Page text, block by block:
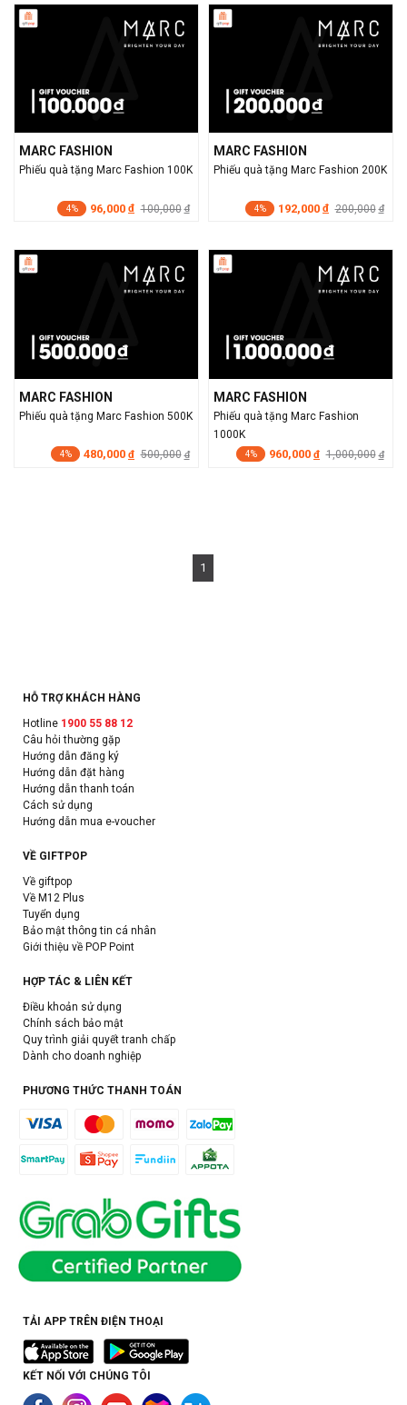
MARC FASHION
Phiếu quà tặng Marc Fashion 100K
4% 96,000 đ 100,000 đ
MARC FASHION
Phiếu quà tặng Marc Fashion 200K
4% 192,000 đ 200,000 đ
MARC FASHION
Phiếu quà tặng Marc Fashion 500K
4% 480,000 đ 500,000 đ
MARC FASHION
Phiếu quà tặng Marc Fashion
1000K
4% 960,000 đ 1,000,000 đ
1
HỖ TRỢ KHÁCH HÀNG
Hotline 1900 55 88 12
Câu hỏi thường gặp
Hướng dẫn đăng ký
Hướng dẫn đặt hàng
Hướng dẫn thanh toán
Cách sử dụng
Hướng dẫn mua e-voucher
VỀ GIFTPOP
Về giftpop
Về M12 Plus
Tuyển dụng
Bảo mật thông tin cá nhân
Giới thiệu về POP Point
HỢP TÁC & LIÊN KẾT
Điều khoản sử dụng
Chính sách bảo mật
Quy trình giải quyết tranh chấp
Dành cho doanh nghiệp
PHƯƠNG THỨC THANH TOÁN
TẢI APP TRÊN ĐIỆN THOẠI
KẾT NỐI VỚI CHÚNG TÔI